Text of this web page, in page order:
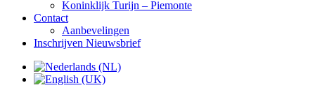
Koninklijk Turijn – Piemonte
Contact
Aanbevelingen
Inschrijven Nieuwsbrief